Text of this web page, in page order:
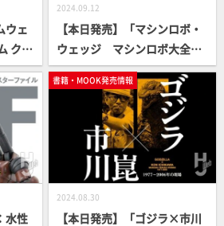
ウェ
クク
ガン
2024.09.12
【本日発売】「マシンロボ・
ウェッジ マシンロボ大全集
[復刻版]」【高精細スキャ
ン】
水性
書籍・MOOK発売情報
2024.08.30
【本日発売】「ゴジラ×市川